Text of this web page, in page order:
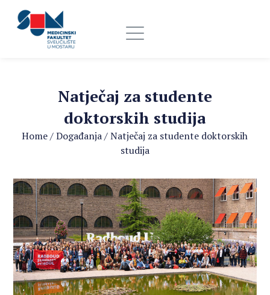
Natječaj za studente
doktorskih studija
Home/Događanja/Natječaj za studente doktorskih
studija